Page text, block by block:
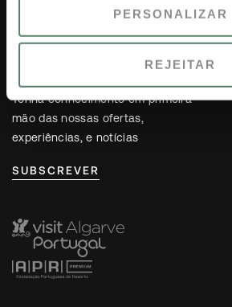
PERSONALIZAR
REJEITAR
Tenha conhecimento em primeira
mão das nossas ofertas,
experiências, e notícias
SUBSCREVER